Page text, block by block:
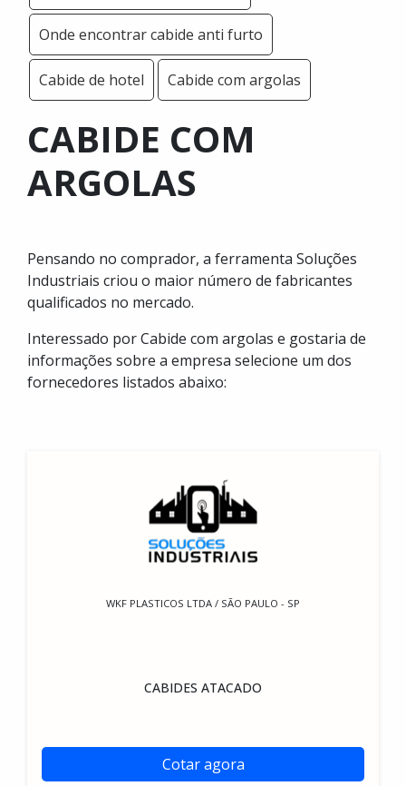
Onde encontrar cabide anti furto
Cabide de hotel Cabide com argolas
CABIDE COM
ARGOLAS
Pensando no comprador, a ferramenta Soluções
Industriais criou o maior número de fabricantes
qualificados no mercado.
Interessado por Cabide com argolas e gostaria de
informações sobre a empresa selecione um dos
fornecedores listados abaixo:
WKF PLASTICOS LTDA / SÃO PAULO - SP
CABIDES ATACADO
Cotar agora